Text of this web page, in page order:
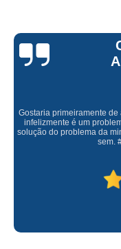
Gostaria primeiramente
infelizmente é um
solução do problema da
sem.